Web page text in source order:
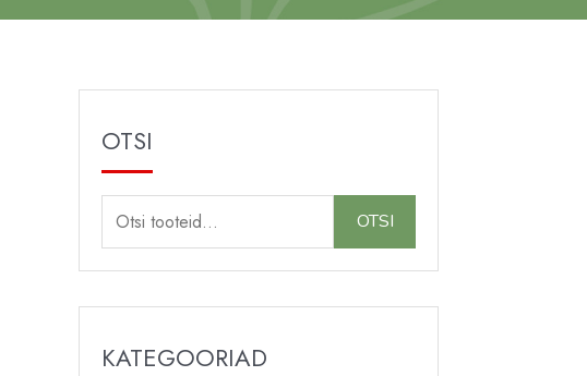
OTSI
t
i
:
OTSI
KATEGOORIAD